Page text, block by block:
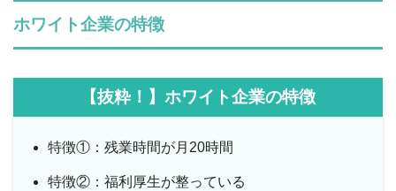
ホワイト企業の特徴
【抜粋！】ホワイト企業の特徴
特徴①：残業時間が月20時間
特徴②：福利厚生が整っている